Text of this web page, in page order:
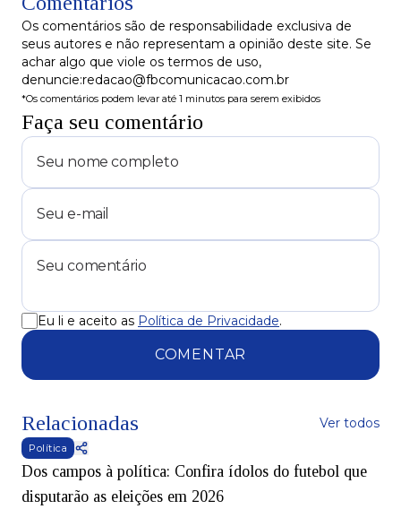
Os comentários são de responsabilidade exclusiva de
seus autores e não representam a opinião deste site. Se
achar algo que viole os termos de uso,
denuncie:redacao@fbcomunicacao.com.br
*Os comentários podem levar até 1 minutos para serem exibidos
Faça seu comentário
Eu li e aceito as Política de Privacidade.
COMENTAR
Relacionadas Ver todos
Política
Dos campos à política: Confira ídolos do futebol que
disputarão as eleições em 2026